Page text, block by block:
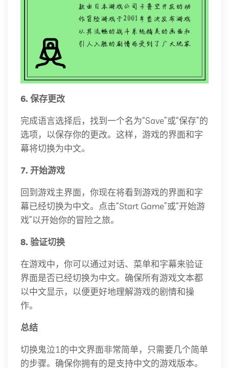
6. 保存更改
完成语言选择后，找到一个名为“Save”或“保存”的
选项，以保存你的更改。这样，游戏的界面和字
幕将切换为中文。
7. 开始游戏
回到游戏主界面，你现在将看到游戏的界面和字
幕已经切换为中文。点击“Start Game”或“开始游
戏”以开始你的冒险之旅。
8. 验证切换
在游戏中，你可以通过对话、菜单和字幕来验证
界面是否已经切换为中文。确保所有游戏文本都
以中文显示，以便更好地理解游戏的剧情和操
作。
总结
切换鬼泣1的中文界面非常简单，只需要几个简单
的步骤。确保你拥有的是支持中文的游戏版本。